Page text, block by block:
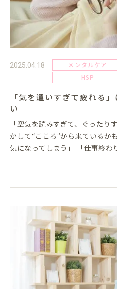
2025.04.18 メンタルケア
HSP
「気を遣いすぎて疲れる
い
「空気を読みすぎて、ぐったり
かして“こころ”から来ているかも？ 「人にどう思われる
気になってしまう」 「仕事終わりは、どっと疲れて何もでき